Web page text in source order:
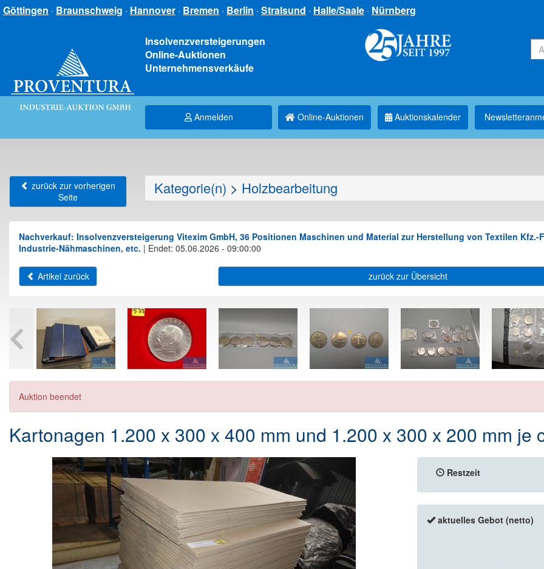
Göttingen · Braunschweig · Hannover · Bremen · Berlin · Stralsund · Halle/Saale · Nürnberg
Insolvenzversteigerungen
Online-Auktionen
Unternehmensverkäufe
Anmelden Online-Auktionen Auktionskalender
zurück zur vorherigen
Seite
Kategorie(n) > Holzbearbeitung
Nachverkauf: Insolvenzversteigerung Vitexim GmbH, 36 Positionen Maschinen und Material zur Herstellung von Textilen
Industrie-Nähmaschinen, etc. | Endet: 05.06.2026 - 09:00:00
Artikel zurück zurück zur Übersicht
Auktion beendet
Kartonagen 1.200 x 300 x 400 mm und 1.200 x 300 x 200 mm je
Restzeit
aktuelles Gebot (netto)